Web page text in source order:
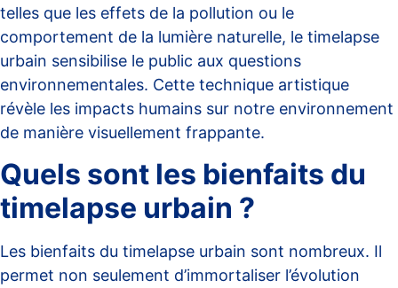
telles que les effets de la pollution ou le
comportement de la lumière naturelle, le timelapse
urbain sensibilise le public aux questions
environnementales. Cette technique artistique
révèle les impacts humains sur notre environnement
de manière visuellement frappante.
Quels sont les bienfaits du
timelapse urbain ?
Les bienfaits du timelapse urbain sont nombreux. Il
permet non seulement d’immortaliser l’évolution